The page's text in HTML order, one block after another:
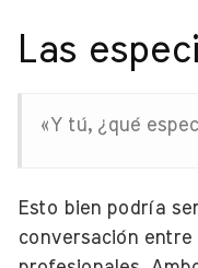
Las
«Y tú, ¿qué
Esto bien podría
conversación